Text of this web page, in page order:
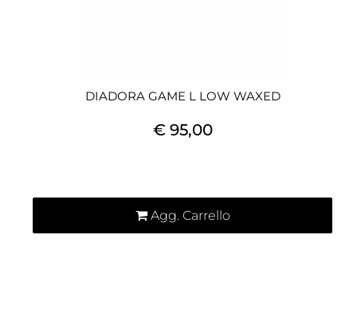
DIADORA GAME L LOW WAXED
€ 95,00
Agg. Carrello